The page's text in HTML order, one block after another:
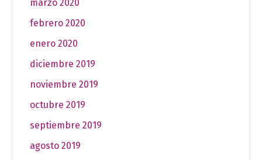
marzo 2020
febrero 2020
enero 2020
diciembre 2019
noviembre 2019
octubre 2019
septiembre 2019
agosto 2019